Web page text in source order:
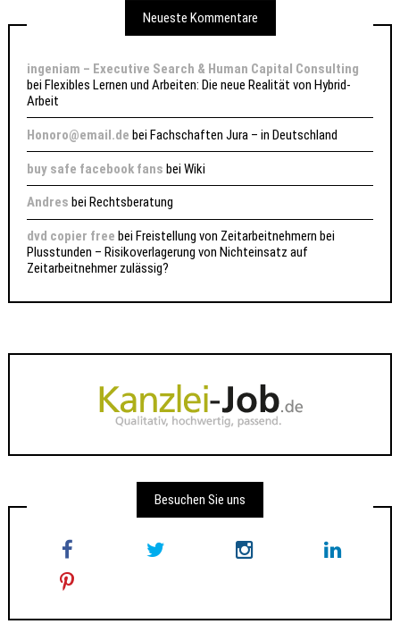
Neueste Kommentare
ingeniam – Executive Search & Human Capital Consulting
beiFlexibles Lernen und Arbeiten: Die neue Realität von Hybrid-
Arbeit
Honoro@email.de beiFachschaften Jura – in Deutschland
buy safe facebook fans beiWiki
Andres beiRechtsberatung
dvd copier free beiFreistellung von Zeitarbeitnehmern bei
Plusstunden – Risikoverlagerung von Nichteinsatz auf
Zeitarbeitnehmer zulässig?
Besuchen Sie uns